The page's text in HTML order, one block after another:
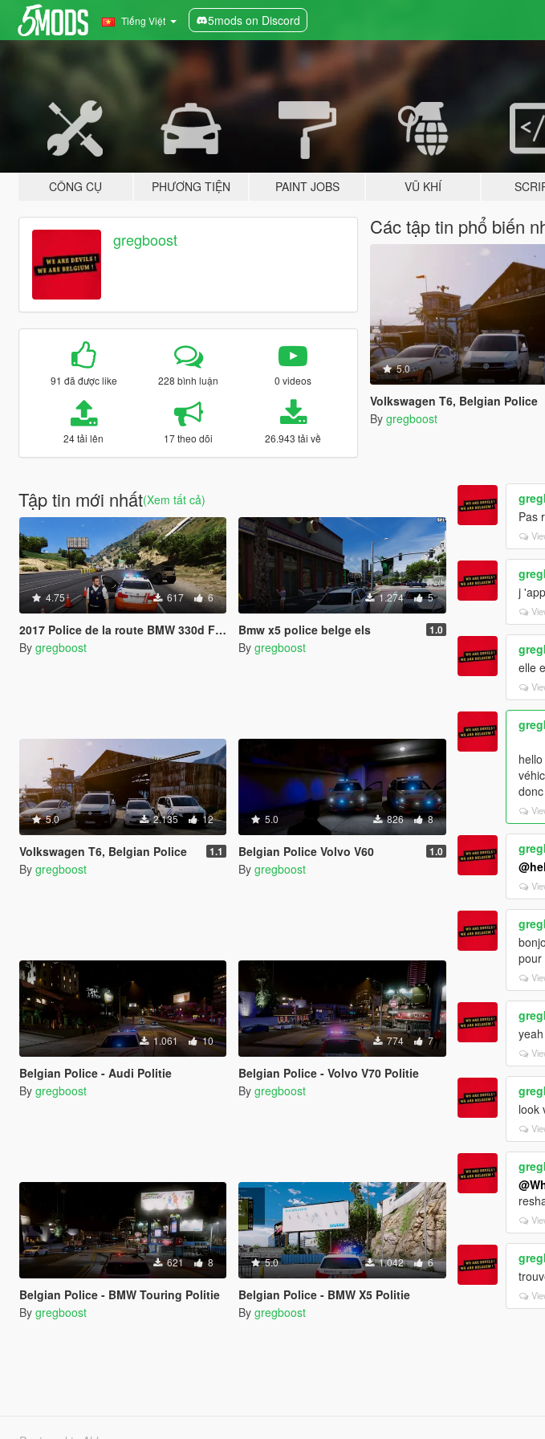
Tiếng Việt 5mods on Discord
CÔNG CỤ PHƯƠNG TIỆN PAINT JOBS VŨ KHÍ
gregboost
91 đã được like 228 bình luận 0 videos
24 tải lên 17 theo dõi 26.943 tải về
Các tập tin phổ biến
5.0
Volkswagen T6, Belgian Police
By gregboost
Tập tin mới nhất(Xem tất cả)
4.75 617 6
2017 Police de la route BMW 330d F30
By gregboost
1.274 5
Bmw x5 police belge els 1.0
By gregboost
5.0 2.135 12
Volkswagen T6, Belgian Police 1.1
By gregboost
5.0 826 8
Belgian Police Volvo V60 1.0
By gregboost
1.061 10
Belgian Police - Audi Politie
By gregboost
774 7
Belgian Police - Volvo V70 Politie
By gregboost
621 8
Belgian Police - BMW Touring Politie
By gregboost
5.0 1.042 6
Belgian Police - BMW X5 Politie
By gregboost
Pas
j
elle
pour
look